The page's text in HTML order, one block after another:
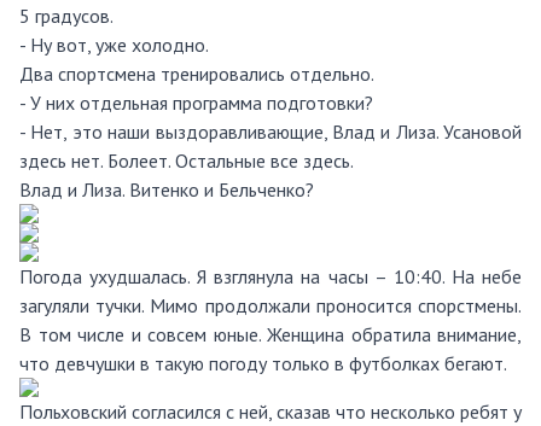
5 градусов.
- Ну вот, уже холодно.
Два спортсмена тренировались отдельно.
- У них отдельная программа подготовки?
- Нет, это наши выздоравливающие, Влад и Лиза. Усановой
здесь нет. Болеет. Остальные все здесь.
Влад и Лиза. Витенко и Бельченко?
Погода ухудшалась. Я взглянула на часы – 10:40. На небе
загуляли тучки. Мимо продолжали проносится спорстмены.
В том числе и совсем юные. Женщина обратила внимание,
что девчушки в такую погоду только в футболках бегают.
Польховский согласился с ней, сказав что несколько ребят у